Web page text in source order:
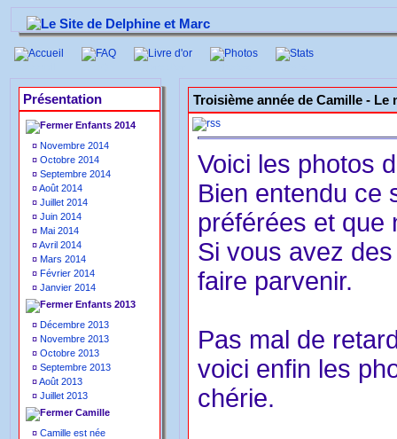
Présentation
Enfants 2014
¤ Novembre 2014
¤ Octobre 2014
¤ Septembre 2014
¤Août 2014
¤ Juillet 2014
¤ Juin 2014
¤ Mai 2014
¤Avril 2014
¤ Mars 2014
¤ Février 2014
¤ Janvier 2014
Enfants 2013
¤ Décembre 2013
¤ Novembre 2013
¤ Octobre 2013
¤ Septembre 2013
¤Août 2013
¤ Juillet 2013
Camille
¤ Camille est née
Troisième année de Camille - Le
Voici les photos
Bien entendu ce
préférées et que
Si vous avez
faire parvenir.
Pas mal de
voici enfin les
chérie.